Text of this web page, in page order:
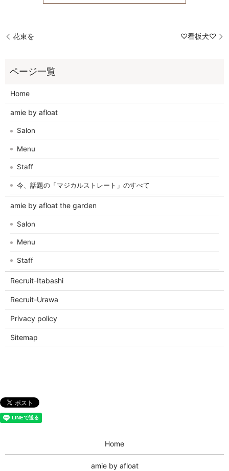
花束を ♡看板犬♡
Home
amie by afloat
Salon
Menu
Staff
今、話題の「マジカルストレート」のすべて
amie by afloat the garden
Salon
Menu
Staff
Recruit-Itabashi
Recruit-Urawa
Privacy policy
Sitemap
Home
amie by afloat